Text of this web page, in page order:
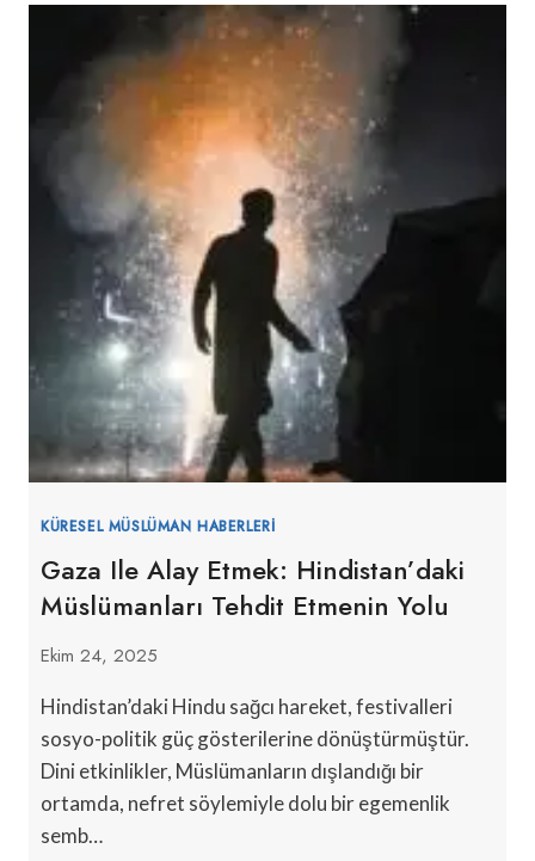
FILISTINLILERE
KÜRESEL MÜSLÜMAN HABERLERI
Gaza Ile Alay Etmek: Hindistan’daki
Müslümanları Tehdit Etmenin Yolu
Ekim 24, 2025
Hindistan’daki Hindu sağcı hareket, festivalleri
sosyo-politik güç gösterilerine dönüştürmüştür.
Dini etkinlikler, Müslümanların dışlandığı bir
ortamda, nefret söylemiyle dolu bir egemenlik
semb…